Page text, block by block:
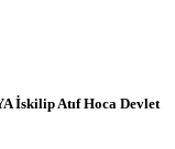
İskilip Atıf Hoca Devlet